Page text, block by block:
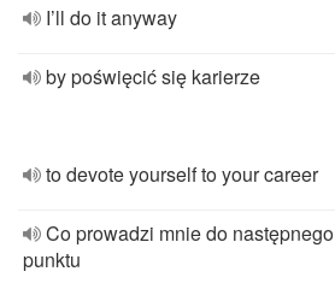
I’ll do it anyway
by poświęcić się karierze
to devote yourself to your career
Co prowadzi mnie do następnego
punktu